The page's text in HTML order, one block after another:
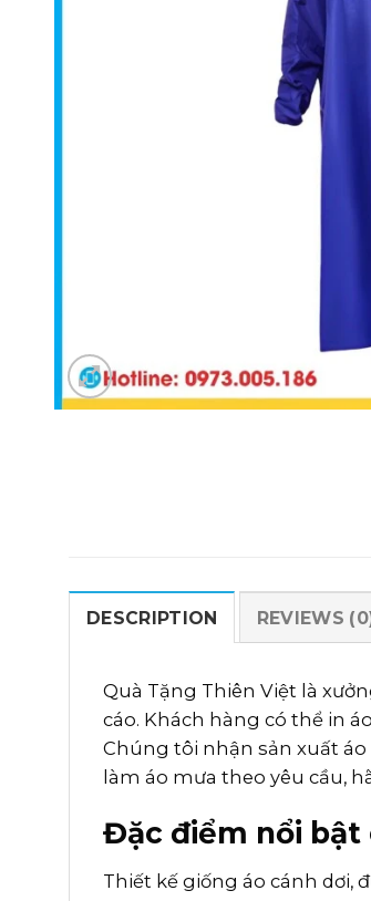
DESCRIPTION REVIEWS
Quà Tặng Thiên Việt là
cáo. Khách hàng có thể in
Chúng tôi nhận sản xuất
làm áo mưa theo yêu cầu,
Đặc điểm nổi bật
Thiết kế giống áo cánh dơi,